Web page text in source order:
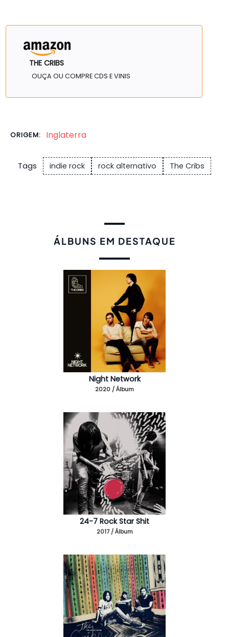
THE CRIBS
OUÇA OU COMPRE CDS E VINIS
ORIGEM: Inglaterra
Tags indie rock rock alternativo The Cribs
ÁLBUNS EM DESTAQUE
Night Network
2020 / Álbum
24-7 Rock Star Shit
2017 / Álbum